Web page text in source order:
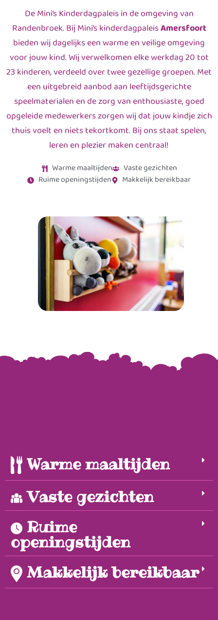
De Mini’s Kinderdagpaleis in de omgeving van
Randenbroek. Bij Mini’s kinderdagpaleisAmersfoort
bieden wij dagelijks een warme en veilige omgeving
voor jouw kind. Wij verwelkomen elke werkdag 20 tot
23 kinderen, verdeeld over twee gezellige groepen. Met
een uitgebreid aanbod aan leeftijdsgerichte
speelmaterialen en de zorg van enthousiaste, goed
opgeleide medewerkers zorgen wij dat jouw kindje zich
thuis voelt en niets tekortkomt. Bij ons staat spelen,
leren en plezier maken centraal!
Warme maaltijden
Vaste gezichten
Ruime openingstijden
Makkelijk bereikbaar
Warme maaltijden
Vaste gezichten
Ruime
openingstijden
Makkelijk bereikbaar